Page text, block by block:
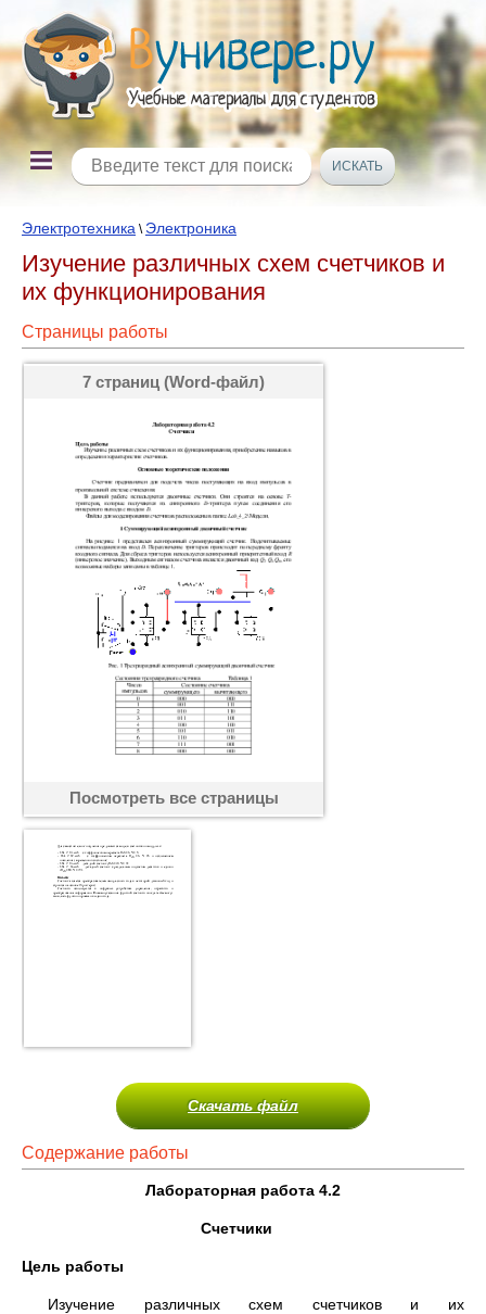
Электротехника \ Электроника
Изучение различных схем счетчиков и
их функционирования
Страницы работы
7 страниц (Word-файл)
Посмотреть все страницы
Скачать файл
Содержание работы
Лабораторная работа 4.2
Счетчики
Цель работы
Изучение различных схем счетчиков и их